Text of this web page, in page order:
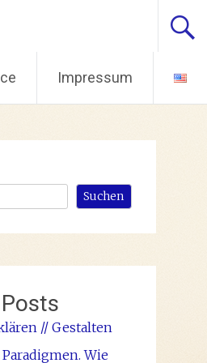
Impressum
Suchen
// Gestalten
Wie